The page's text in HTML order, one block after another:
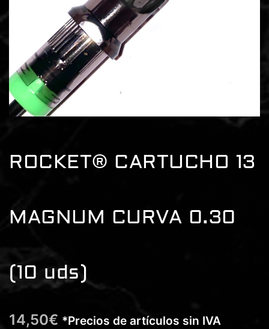
ROCKET® CARTUCHO 13
MAGNUM CURVA 0.30
(10 uds)
14,50€ *Precios de artículos sin IVA